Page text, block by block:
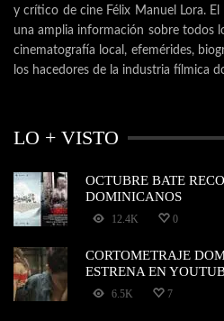
y crítico de cine Félix Manuel Lora.
una amplia información sobre todos
cinematografía local, efemérides,
los hacedores de la industria fílmica
LO + VISTO
OCTUBRE BATE
DOMINICANOS
12.4K 0
CORTOMETRAJE
ESTRENA EN
6.5K 7